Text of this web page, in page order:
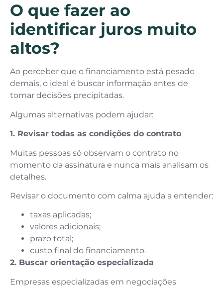
O que fazer ao
identificar juros muito
altos?
Ao perceber que o financiamento está pesado
demais, o ideal é buscar informação antes de
tomar decisões precipitadas.
Algumas alternativas podem ajudar:
1. Revisar todas as condições do contrato
Muitas pessoas só observam o contrato no
momento da assinatura e nunca mais analisam os
detalhes.
Revisar o documento com calma ajuda a entender:
taxas aplicadas;
valores adicionais;
prazo total;
custo final do financiamento.
2. Buscar orientação especializada
Empresas especializadas em negociações